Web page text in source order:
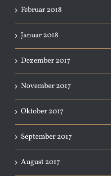
Februar 2018
Januar 2018
Dezember 2017
November 2017
Oktober 2017
September 2017
August 2017